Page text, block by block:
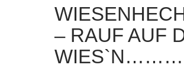
– RAUF AUF